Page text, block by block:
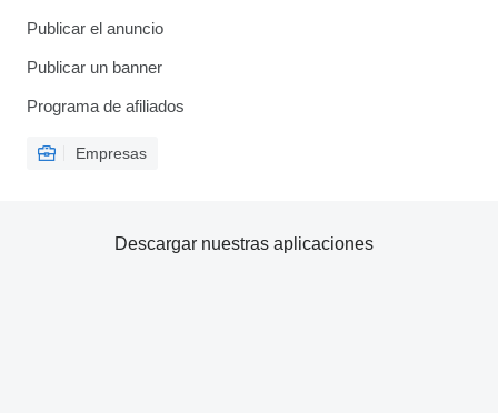
Publicar el anuncio
Publicar un banner
Programa de afiliados
Empresas
Descargar nuestras aplicaciones